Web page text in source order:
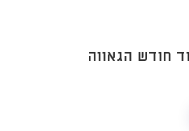
חודש הגאווה